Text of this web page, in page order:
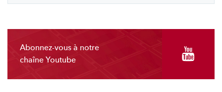
Abonnez-vous à notre
chaîne Youtube